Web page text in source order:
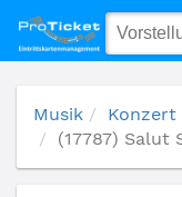
(17787) Salut Salon
Musik Konzert
(17787) Salut